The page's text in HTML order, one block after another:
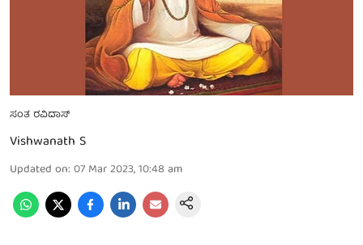
ಸಂತ ರವಿದಾಸ್
Vishwanath S
Updated on: 07 Mar 2023, 10:48 am